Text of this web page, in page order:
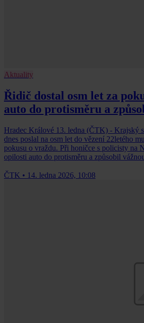
Aktuality
Řidič dostal osm let za
auto do protisměru a
Hradec Králové 13. ledna (ČTK) - Krajský
dnes poslal na osm let do vězení 22letého
pokusu o vraždu. Při honičce s policisty na
opilosti auto do protisměru a způsobil
ČTK • 14. ledna 2026, 10:08